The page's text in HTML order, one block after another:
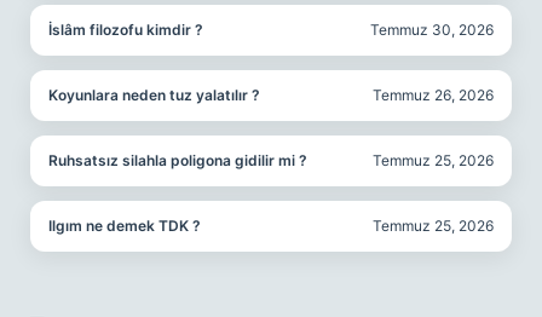
İslâm filozofu kimdir ? Temmuz 30, 2026
Koyunlara neden tuz yalatılır ? Temmuz 26, 2026
Ruhsatsız silahla poligona gidilir mi ? Temmuz 25, 2026
Ilgım ne demek TDK ? Temmuz 25, 2026